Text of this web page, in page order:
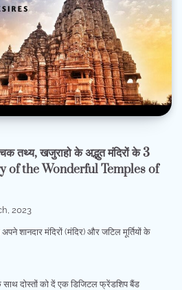
तथ्य, खजुराहो के अद्भुत मंदिरों के 3
of the Wonderful Temples of
2023
शानदार मंदिरों (मंदिर) और जटिल मूर्तियों के
दोस्तों को दें एक डिजिटल फ्रेंडशिप बैंड